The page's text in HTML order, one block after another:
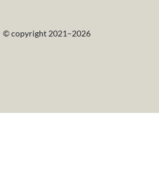
© copyright 2021–2026